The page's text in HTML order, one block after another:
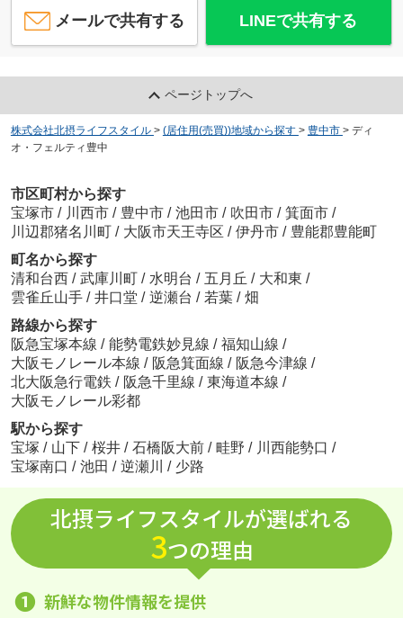
メールで共有する LINEで共有する
ページトップへ
株式会社北摂ライフスタイル > (居住用(売買))地域から探す > 豊中市 > ディ
オ・フェルティ豊中
市区町村から探す
宝塚市 / 川西市 / 豊中市 / 池田市 / 吹田市 / 箕面市 /
川辺郡猪名川町 / 大阪市天王寺区 / 伊丹市 / 豊能郡豊能町
町名から探す
清和台西 / 武庫川町 / 水明台 / 五月丘 / 大和東 /
雲雀丘山手 / 井口堂 / 逆瀬台 / 若葉 / 畑
路線から探す
阪急宝塚本線 / 能勢電鉄妙見線 / 福知山線 /
大阪モノレール本線 / 阪急箕面線 / 阪急今津線 /
北大阪急行電鉄 / 阪急千里線 / 東海道本線 /
大阪モノレール彩都
駅から探す
宝塚 / 山下 / 桜井 / 石橋阪大前 / 畦野 / 川西能勢口 /
宝塚南口 / 池田 / 逆瀬川 / 少路
北摂ライフスタイルが選ばれる
3つの理由
❶ 新鮮な物件情報を提供